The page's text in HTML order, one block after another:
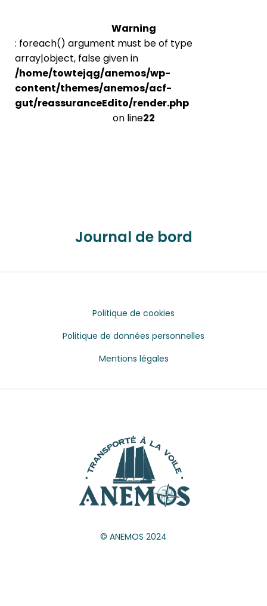
Warning
: foreach() argument must be of type
array|object, false given in
/home/towtejqg/anemos/wp-
content/themes/anemos/acf-
gut/reassuranceEdito/render.php
on line22
Journal de bord
Politique de cookies
Politique de données personnelles
Mentions légales
© ANEMOS 2024